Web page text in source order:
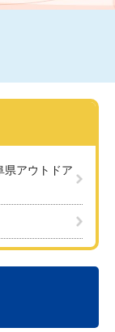
県アウトドア